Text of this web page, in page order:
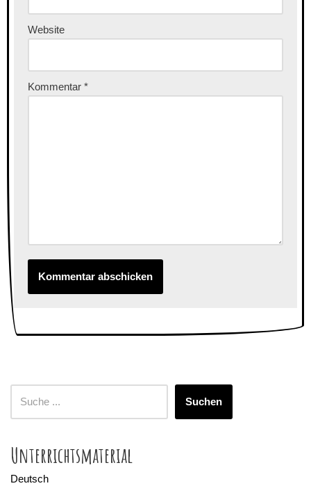
Website
Kommentar *
Suchen
Unterrichtsmaterial
Deutsch